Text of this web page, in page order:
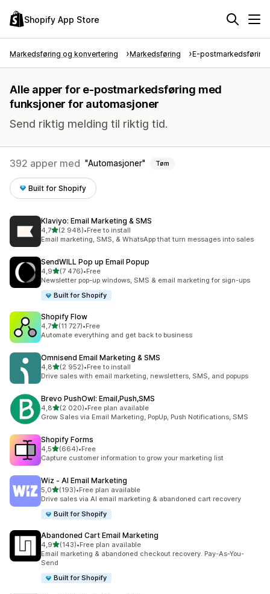
Shopify App Store
Markedsføring og konvertering Markedsføring E-postmarkedsføring
Alle apper for e-postmarkedsføring med
funksjoner for automasjoner
Send riktig melding til riktig tid.
392 apper med Automasjoner Tøm
Built for Shopify
Klaviyo: Email Marketing & SMS
4,7av 5 stjerner
(2 948)
Totalt 2948 omtaler
•Free to install
Email marketing, SMS, & WhatsApp that turn messages into sales
SendWILL Pop up Email Popup
4,9av 5 stjerner
(7 476)
Totalt 7476 omtaler
•Free
Newsletter pop-up windows, SMS & email marketing for sign-ups
Built for Shopify
Shopify Flow
4,7av 5 stjerner
(11 727)
Totalt 11727 omtaler
•Free
Automate everything and get back to business
Omnisend Email Marketing & SMS
4,8av 5 stjerner
(2 952)
Totalt 2952 omtaler
•Free to install
Drive sales with email marketing, newsletters, SMS, and popups
Brevo PushOwl: Email,Push,SMS
4,8av 5 stjerner
(2 020)
Totalt 2020 omtaler
•Free plan available
Grow Sales via Email Marketing, PopUp, Push Notifications, SMS
Shopify Forms
4,5av 5 stjerner
(664)
Totalt 664 omtaler
•Free
Capture customer information to grow your marketing list
Wiz ‑ AI Email Marketing
5,0av 5 stjerner
(193)
Totalt 193 omtaler
•Free plan available
Drive sales via AI email marketing & abandoned cart recovery
Built for Shopify
Abandoned Cart Email Marketing
4,9av 5 stjerner
(143)
Totalt 143 omtaler
•Free plan available
Email marketing & abandoned checkout recovery. Pay-As-You-
Send
Built for Shopify